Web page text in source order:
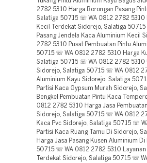
2782 5310 Harga Borongan Pasang
Salatiga 50715 ☏ WA 0812 2782 5310
Kecil Terdekat Sidorejo, Salatiga
Pasang Jendela Kaca Aluminium Kecil
2782 5310 Pusat Pembuatan Pintu
50715 ☏ WA 0812 2782 5310 Harga
Salatiga 50715 ☏ WA 0812 2782 5310
Sidorejo, Salatiga 50715 ☏ WA 0812
Aluminium Kayu Sidorejo, Salatiga
Partisi Kaca Gypsum Murah Sidorejo,
Bengkel Pembuatan Pintu Kaca
0812 2782 5310 Harga Jasa
Sidorejo, Salatiga 50715 ☏ WA 0812
Kaca Pvc Sidorejo, Salatiga 50715 ☏
Partisi Kaca Ruang Tamu Di Sidorejo,
Harga Jasa Pasang Kusen Aluminium
50715 ☏ WA 0812 2782 5310 Layanan
Terdekat Sidorejo, Salatiga 50715 ☏